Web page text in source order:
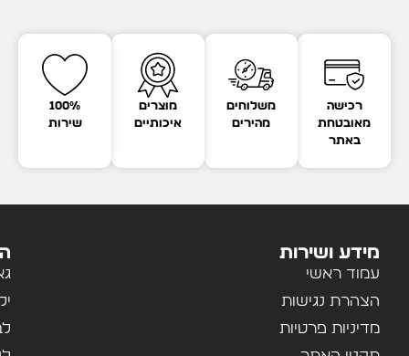
רכישה
מאובטחת
באתר
משלוחים
מהירים
מוצרים
איכותיים
100%
שירות
מידע ושירות
עמוד ראשי
הצהרת נגישות
מדיניות פרטיות